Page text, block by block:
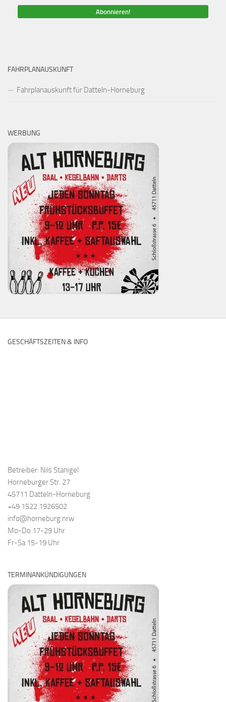
FAHRPLANAUSKUNFT
Fahrplanauskunft für Datteln-Horneburg
WERBUNG
GESCHÄFTSZEITEN & INFO
Betreiber: Nils Stanigel
Horneburger Str. 27
45711 Datteln-Horneburg
+49 1522 1926502
info@horneburg.nrw
Mo-Do 17-29 Uhr
Fr-Sa 15-19 Uhr
TERMINANKÜNDIGUNGEN